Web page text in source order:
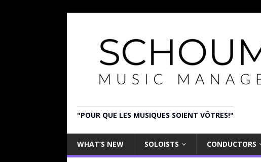
"POUR QUE LES MUSIQUES SOIENT VÔTRES!"
WHAT’S NEW SOLOISTS CONDUCTORS